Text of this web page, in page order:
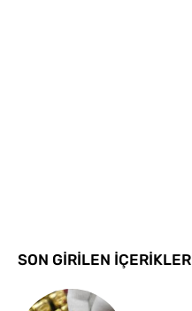
SON GİRİLEN İÇERİKLER